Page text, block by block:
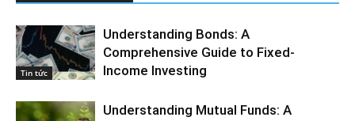
Tin tức
Understanding Bonds: A
Comprehensive Guide to Fixed-
Income Investing
Understanding Mutual Funds: A